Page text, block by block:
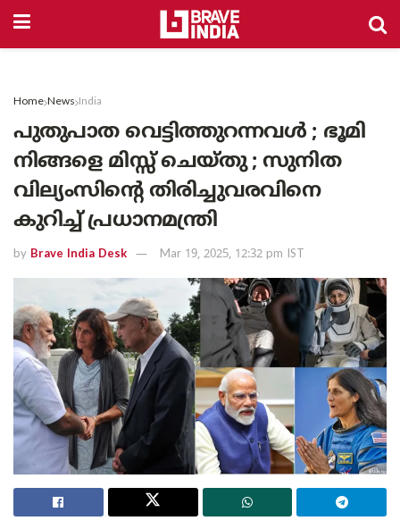
Home News India
പുതുപാത വെട്ടിത്തുറന്നവൾ ; ഭൂമി
നിങ്ങളെ മിസ്സ് ചെയ്തു ; സുനിത
വില്യംസിന്റെ തിരിച്ചുവരവിനെ
കുറിച്ച് പ്രധാനമന്ത്രി
by Brave India Desk Mar 19, 2025, 12:32 pm IST